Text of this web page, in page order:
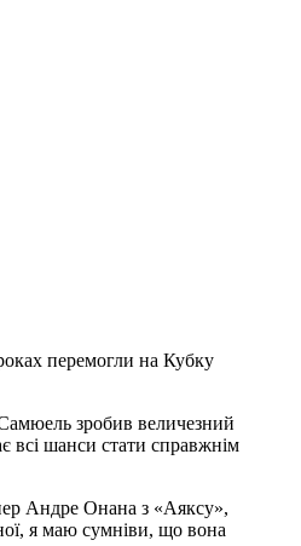
перемогли на Кубку
зробив величезний
всі шанси стати справжнім
Андре Онана з «Аяксу»,
я маю сумніви, що вона